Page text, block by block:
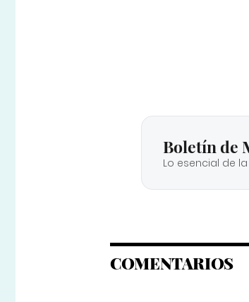
Boletín de
Lo esencial de
COMENTARIOS